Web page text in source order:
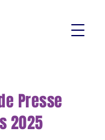
Presse
2025